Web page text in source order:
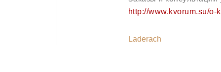
http://www.kvorum.su/o-
Laderach